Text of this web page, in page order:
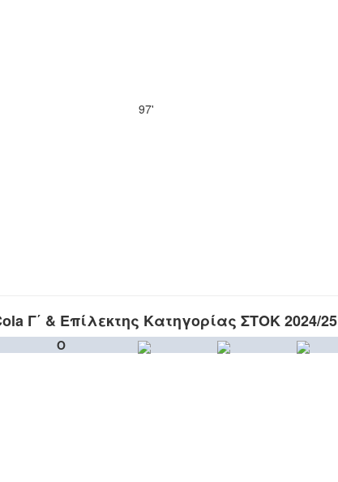
97'
Γ΄ & Επίλεκτης Κατηγορίας ΣΤΟΚ 2024/25
O